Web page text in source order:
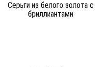
Серьги из белого золота c
бриллиантами